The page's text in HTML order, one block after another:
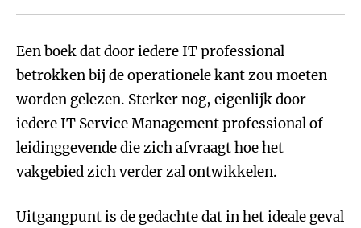
Een boek dat door iedere IT professional
betrokken bij de operationele kant zou moeten
worden gelezen. Sterker nog, eigenlijk door
iedere IT Service Management professional of
leidinggevende die zich afvraagt hoe het
vakgebied zich verder zal ontwikkelen.
Uitgangpunt is de gedachte dat in het ideale geval